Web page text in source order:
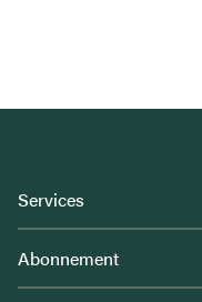
Services
Abonnement